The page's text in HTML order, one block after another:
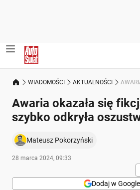
WIADOMOŚCI AKTUALNOŚCI
Awaria okazała się
szybko odkryła
Mateusz Pokorzyński
28 marca 2024, 09:33
Dodaj w Google